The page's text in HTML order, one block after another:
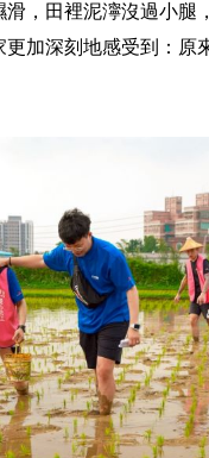
，田裡泥濘沒過小腿
加深刻地感受到：原